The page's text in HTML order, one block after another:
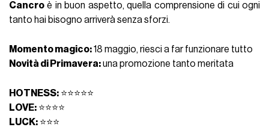
Cancro è in buon aspetto, quella comprensione di cui ogni
tanto hai bisogno arriverà senza sforzi.
Momento magico:18 maggio, riesci a far funzionare tutto
Novità di Primavera:una promozione tanto meritata
HOTNESS: ⭐⭐⭐⭐⭐
LOVE: ⭐⭐⭐⭐
LUCK: ⭐⭐⭐